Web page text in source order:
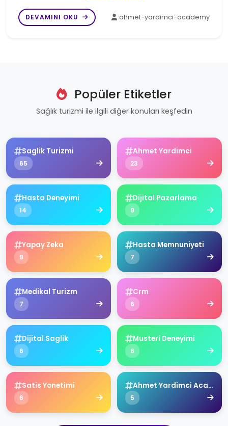
DEVAMINI OKU ahmet-yardimci-academy
Popüler Etiketler
Sağlık turizmi ile ilgili diğer konuları keşfedin
Saglik Turizmi
65
Ahmet Yardimci
23
Hasta Deneyimi
14
Dijital Pazarlama
9
Yapay Zeka
9
Hasta Memnuniyeti
7
Medikal Turizm
7
Crm
6
Dijital Saglik
6
Musteri Deneyimi
6
Satis Yonetimi
6
Ahmet Yardimci Academy
5